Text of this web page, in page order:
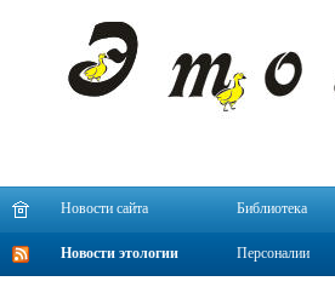
Новости сайта Библиотека
Новости этологии Персоналии